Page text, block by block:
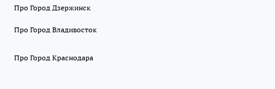
Про Город Дзержинск
Про Город Владивосток
Про Город Краснодара